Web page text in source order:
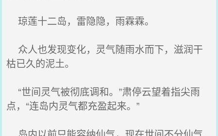
琼莲十二岛，雷隐隐，雨霖霖。
众人也发现变化，灵气随雨水而下，滋润干
枯已久的泥土。
“世间灵气被彻底调和。”肃停云望着指尖雨
点，“连岛内灵气都充盈起来。”